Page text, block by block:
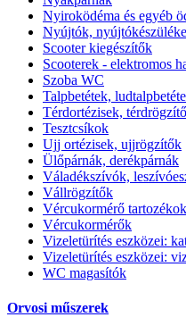
Nyiroködéma és egyéb
Nyújtók,
Scooter kiegészítők
Scooterek - elektromos
Szoba WC
Talpbetétek,
Térdortézisek,
Tesztcsíkok
Ujj ortézisek, ujjrögzítők
Ülőpárnák, derékpárnák
Váladékszívók,
Vállrögzítők
Vércukormérő tartozékok
Vércukormérők
Vizeletürítés eszközei:
Vizeletürítés eszközei:
WC magasítók
Orvosi műszerek